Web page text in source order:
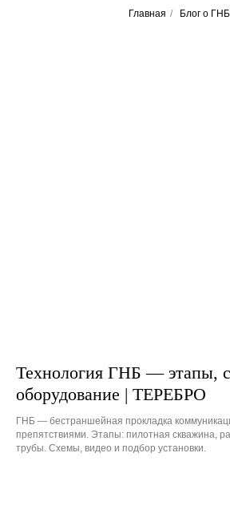
Главная / Блог о ГНБ
Технология ГНБ — этапы,
оборудование | ТЕРЕБРО
ГНБ — бестраншейная прокладка
препятствиями. Этапы: пилотная скважина,
трубы. Схемы, видео и подбор установки.